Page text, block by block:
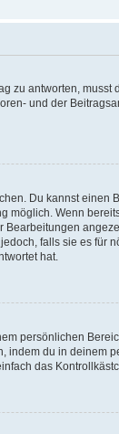
zu antworten,
und der
Du kannst einen
Wenn
falls sie es
hat.
persönlichen
indem du in
das